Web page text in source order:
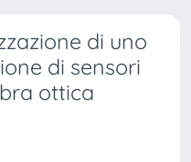
di uno
di sensori
ottica